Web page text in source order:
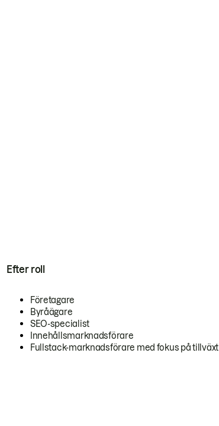
Efter roll
Företagare
Byråägare
SEO-specialist
Innehållsmarknadsförare
Fullstack-marknadsförare med fokus på tillväxt